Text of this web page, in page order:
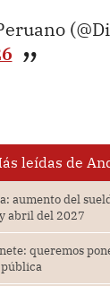
leídas de
aumento del
abril del 2027
queremos